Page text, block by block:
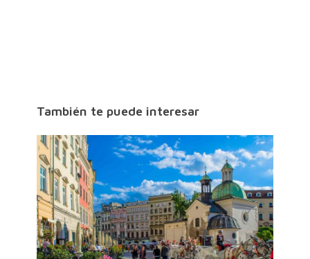
También te puede interesar